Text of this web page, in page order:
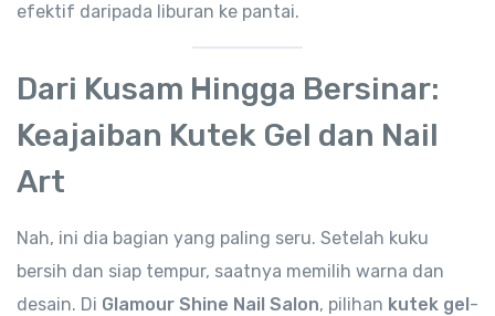
efektif daripada liburan ke pantai.
Dari Kusam Hingga Bersinar:
Keajaiban Kutek Gel dan Nail
Art
Nah, ini dia bagian yang paling seru. Setelah kuku
bersih dan siap tempur, saatnya memilih warna dan
desain. Di Glamour Shine Nail Salon, pilihan kutek gel-